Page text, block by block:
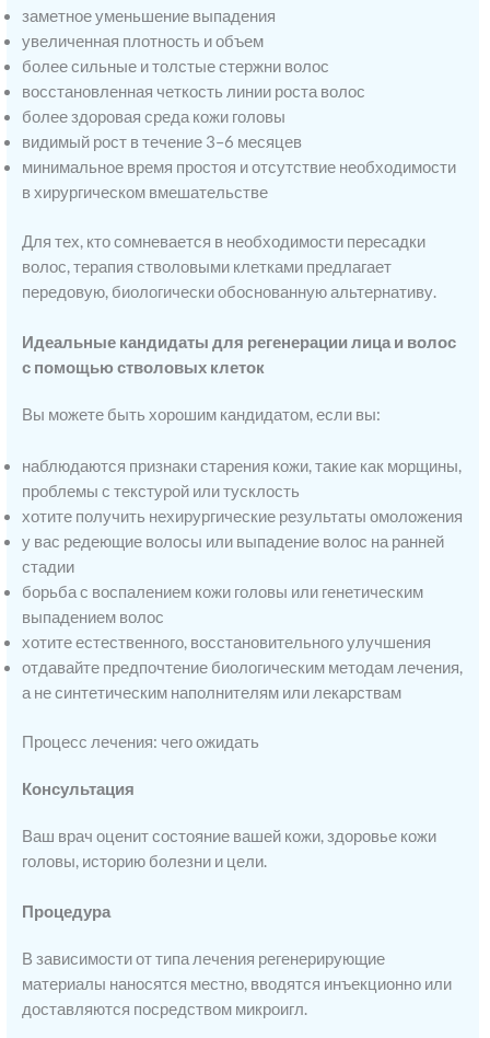
заметное уменьшение выпадения
увеличенная плотность и объем
более сильные и толстые стержни волос
восстановленная четкость линии роста волос
более здоровая среда кожи головы
видимый рост в течение 3–6 месяцев
минимальное время простоя и отсутствие необходимости
в хирургическом вмешательстве
Для тех, кто сомневается в необходимости пересадки
волос, терапия стволовыми клетками предлагает
передовую, биологически обоснованную альтернативу.
Идеальные кандидаты для регенерации лица и волос
с помощью стволовых клеток
Вы можете быть хорошим кандидатом, если вы:
наблюдаются признаки старения кожи, такие как морщины,
проблемы с текстурой или тусклость
хотите получить нехирургические результаты омоложения
у вас редеющие волосы или выпадение волос на ранней
стадии
борьба с воспалением кожи головы или генетическим
выпадением волос
хотите естественного, восстановительного улучшения
отдавайте предпочтение биологическим методам лечения,
а не синтетическим наполнителям или лекарствам
Процесс лечения: чего ожидать
Консультация
Ваш врач оценит состояние вашей кожи, здоровье кожи
головы, историю болезни и цели.
Процедура
В зависимости от типа лечения регенерирующие
материалы наносятся местно, вводятся инъекционно или
доставляются посредством микроигл.